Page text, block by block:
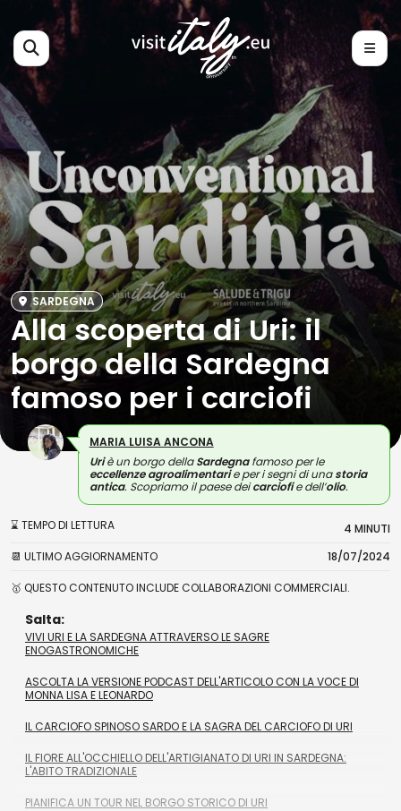
SARDEGNA
Alla scoperta di Uri: il
borgo della Sardegna
famoso per i carciofi
MARIA LUISA ANCONA
Uriè un borgo dellaSardegnafamoso per le
eccellenze agroalimentarie per i segni di unastoria
antica. Scopriamo il paese deicarciofie dell’olio.
⌛ TEMPO DI LETTURA
4 MINUTI
📆 ULTIMO AGGIORNAMENTO
18/07/2024
🥇 QUESTO CONTENUTO INCLUDE COLLABORAZIONI COMMERCIALI.
Salta:
VIVI URI E LA SARDEGNA ATTRAVERSO LE SAGRE
ENOGASTRONOMICHE
ASCOLTA LA VERSIONE PODCAST DELL'ARTICOLO CON LA VOCE DI
MONNA LISA E LEONARDO
IL CARCIOFO SPINOSO SARDO E LA SAGRA DEL CARCIOFO DI URI
IL FIORE ALL'OCCHIELLO DELL'ARTIGIANATO DI URI IN SARDEGNA:
L'ABITO TRADIZIONALE
PIANIFICA UN TOUR NEL BORGO STORICO DI URI